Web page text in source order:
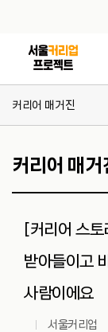
커리어 매거진
커리어 매거
[커리어 스
받아들이고
사람이에요
서울커리업